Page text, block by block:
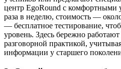
центр EgoRound с комфортными
раза в неделю, стоимость —
— бесплатное тестирование,
уровень. Здесь бережно
разговорной практикой,
информации у старшего